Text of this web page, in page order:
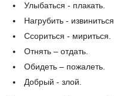
Улыбаться - плакать.
Нагрубить - извиниться.
Ссориться - мириться.
Отнять – отдать.
Обидеть – пожалеть.
Добрый - злой.